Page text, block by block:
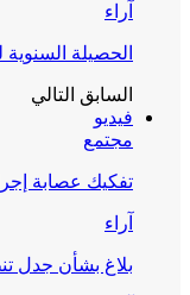
آراء
الحصيلة السنوية
السابق التالي
فيديو
مجتمع
تفكيك عصابة
آراء
بلاغ بشأن جدل